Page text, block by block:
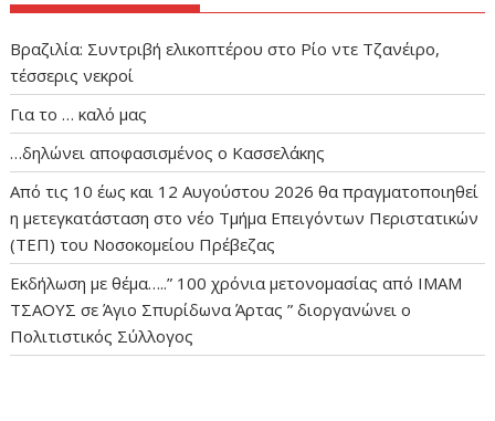
Βραζιλία: Συντριβή ελικοπτέρου στο Ρίο ντε Τζανέιρο,
τέσσερις νεκροί
Για το … καλό μας
…δηλώνει αποφασισμένος ο Κασσελάκης
Από τις 10 έως και 12 Αυγούστου 2026 θα πραγματοποιηθεί
η μετεγκατάσταση στο νέο Τμήμα Επειγόντων Περιστατικών
(ΤΕΠ) του Νοσοκομείου Πρέβεζας
Εκδήλωση με θέμα…..” 100 χρόνια μετονομασίας από ΙΜΑΜ
ΤΣΑΟΥΣ σε Άγιο Σπυρίδωνα Άρτας ” διοργανώνει ο
Πολιτιστικός Σύλλογος